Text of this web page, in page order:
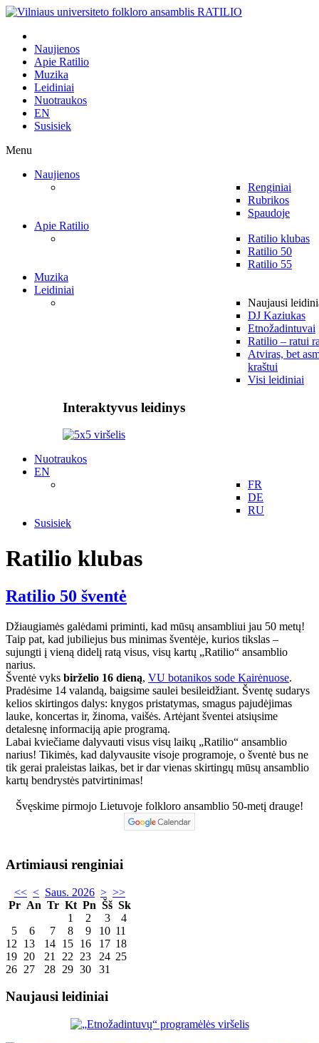
Naujienos
Apie Ratilio
Muzika
Leidiniai
Nuotraukos
EN
Susisiek
Menu
Naujienos
Renginiai
Rubrikos
Spaudoje
Apie Ratilio
Ratilio klubas
Ratilio 50
Ratilio 55
Muzika
Leidiniai
Naujausi
DJ Kaziukas
Etnožadintuvai
Ratilio – ratui
Atviras, bet
kraštui
Visi leidiniai
Interaktyvus leidinys
Nuotraukos
EN
FR
DE
RU
Susisiek
Ratilio klubas
Ratilio 50 šventė
Džiaugiamės galėdami priminti, kad mūsų ansambliui jau 50 metų!
Taip pat, kad jubiliejus bus minimas šventėje, kurios tikslas –
sujungti į vieną didelį ratą visus, visų kartų „Ratilio“ ansamblio
narius.
Šventė vyks birželio 16 dieną, VU botanikos sode Kairėnuose.
Pradėsime 14 valandą, baigsime saulei besileidžiant. Šventę sudarys
kelios skirtingos dalys: knygos pristatymas, smagus pajudėjimas
lauke, koncertas ir, žinoma, vaišės. Artėjant šventei atsiųsime
detalesnę informaciją apie programą.
Labai kviečiame dalyvauti visus visų laikų „Ratilio“ ansamblio
narius! Tikimės, kad dalyvausite visoje programoje, o šventė bus ne
tik gerai praleistas laikas, bet ir dar vienas skirtingų mūsų ansamblio
kartų bendrystės patvirtinimas!
Švęskime pirmojo Lietuvoje folkloro ansamblio 50-metį drauge!
Artimiausi renginiai
<< < Saus. 2026 > >>
Pr An Tr Kt Pn Šš Sk
1
2 3
4
5
6 7 8 9 10 11
12
13 14 15 16 17 18
19 20 21 22 23 24 25
26 27 28 29 30 31
Naujausi leidiniai